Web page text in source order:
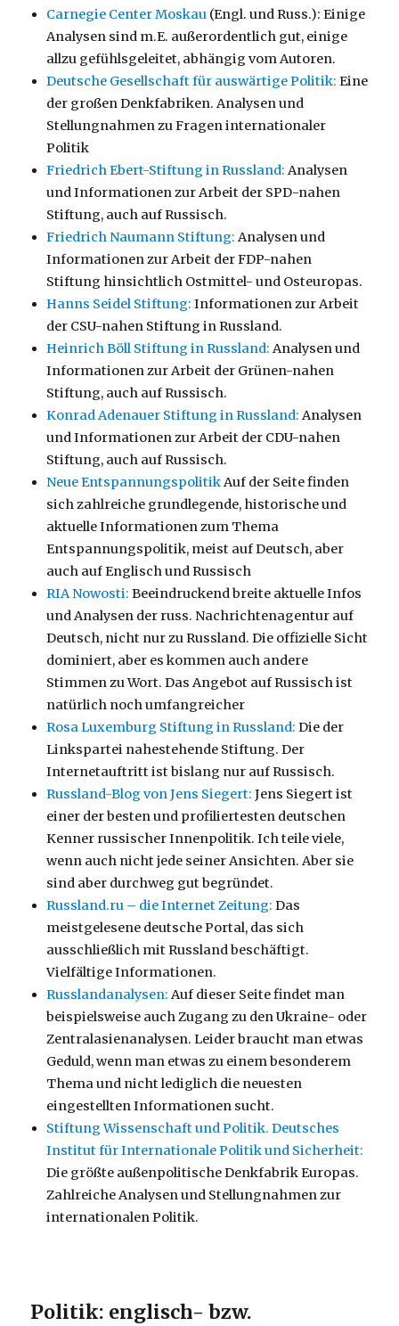
Carnegie Center Moskau (Engl. und Russ.): Einige
Analysen sind m.E. außerordentlich gut, einige
allzu gefühlsgeleitet, abhängig vom Autoren.
Deutsche Gesellschaft für auswärtige Politik: Eine
der großen Denkfabriken. Analysen und
Stellungnahmen zu Fragen internationaler
Politik
Friedrich Ebert-Stiftung in Russland: Analysen
und Informationen zur Arbeit der SPD-nahen
Stiftung, auch auf Russisch.
Friedrich Naumann Stiftung: Analysen und
Informationen zur Arbeit der FDP-nahen
Stiftung hinsichtlich Ostmittel- und Osteuropas.
Hanns Seidel Stiftung: Informationen zur Arbeit
der CSU-nahen Stiftung in Russland.
Heinrich Böll Stiftung in Russland: Analysen und
Informationen zur Arbeit der Grünen-nahen
Stiftung, auch auf Russisch.
Konrad Adenauer Stiftung in Russland: Analysen
und Informationen zur Arbeit der CDU-nahen
Stiftung, auch auf Russisch.
Neue EntspannungspolitikAuf der Seite finden
sich zahlreiche grundlegende, historische und
aktuelle Informationen zum Thema
Entspannungspolitik, meist auf Deutsch, aber
auch auf Englisch und Russisch
RIA Nowosti: Beeindruckend breite aktuelle Infos
und Analysen der russ. Nachrichtenagentur auf
Deutsch, nicht nur zu Russland. Die offizielle Sicht
dominiert, aber es kommen auch andere
Stimmen zu Wort. Das Angebot auf Russisch ist
natürlich noch umfangreicher
Rosa Luxemburg Stiftung in Russland: Die der
Linkspartei nahestehende Stiftung. Der
Internetauftritt ist bislang nur auf Russisch.
Russland-Blog von Jens Siegert: Jens Siegert ist
einer der besten und profiliertesten deutschen
Kenner russischer Innenpolitik. Ich teile viele,
wenn auch nicht jede seiner Ansichten. Aber sie
sind aber durchweg gut begründet.
Russland.ru – die Internet Zeitung: Das
meistgelesene deutsche Portal, das sich
ausschließlich mit Russland beschäftigt.
Vielfältige Informationen.
Russlandanalysen: Auf dieser Seite findet man
beispielsweise auch Zugang zu den Ukraine- oder
Zentralasienanalysen. Leider braucht man etwas
Geduld, wenn man etwas zu einem besonderem
Thema und nicht lediglich die neuesten
eingestellten Informationen sucht.
Stiftung Wissenschaft und Politik. Deutsches
Institut für Internationale Politik und Sicherheit:
Die größte außenpolitische Denkfabrik Europas.
Zahlreiche Analysen und Stellungnahmen zur
internationalen Politik.
Politik: englisch- bzw.